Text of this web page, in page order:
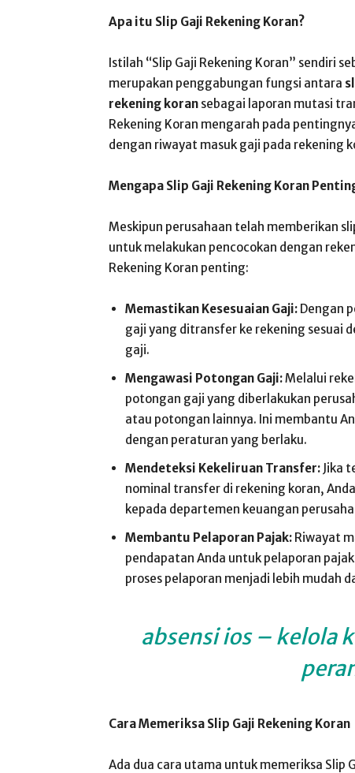
Apa itu Slip Gaji Rekening Koran?
Istilah “Slip Gaji Rekening Koran” sendiri
merupakan penggabungan fungsi antara
rekening koran sebagai laporan mutasi
Rekening Koran mengarah pada
dengan riwayat masuk gaji pada rekening
Mengapa Slip Gaji Rekening Koran
Meskipun perusahaan telah memberikan
untuk melakukan pencocokan dengan
Rekening Koran penting:
Memastikan Kesesuaian Gaji: Dengan
gaji yang ditransfer ke rekening sesuai
gaji.
Mengawasi Potongan Gaji:Melalui
potongan gaji yang diberlakukan
atau potongan lainnya. Ini membantu
dengan peraturan yang berlaku.
Mendeteksi Kekeliruan Transfer: Jika
nominal transfer di rekening koran,
kepada departemen keuangan
Membantu Pelaporan Pajak: Riwayat
pendapatan Anda untuk pelaporan
proses pelaporan menjadi lebih mudah
absensi ios – kelola
Cara Memeriksa Slip Gaji Rekening Koran
Ada dua cara utama untuk memeriksa Slip